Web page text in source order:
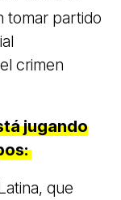
tomar partido
crimen
jugando
que